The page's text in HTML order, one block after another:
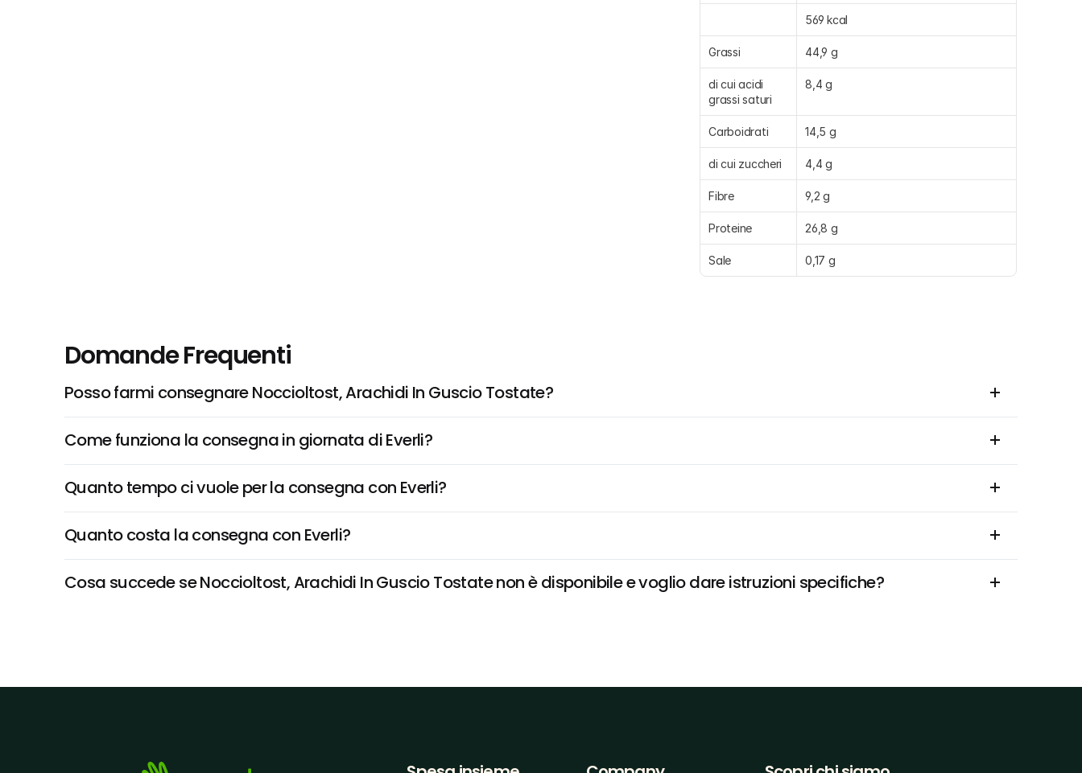
569 kcal
Grassi 44,9 g
di cui acidi
grassi saturi
8,4 g
Carboidrati 14,5 g
di cui zuccheri 4,4 g
Fibre 9,2 g
Proteine 26,8 g
Sale 0,17 g
Domande Frequenti
Posso farmi consegnare Noccioltost, Arachidi In Guscio Tostate?
Come funziona la consegna in giornata di Everli?
Quanto tempo ci vuole per la consegna con Everli?
Quanto costa la consegna con Everli?
Cosa succede se Noccioltost, Arachidi In Guscio Tostate non è disponibile e voglio dare istruzioni specifiche?